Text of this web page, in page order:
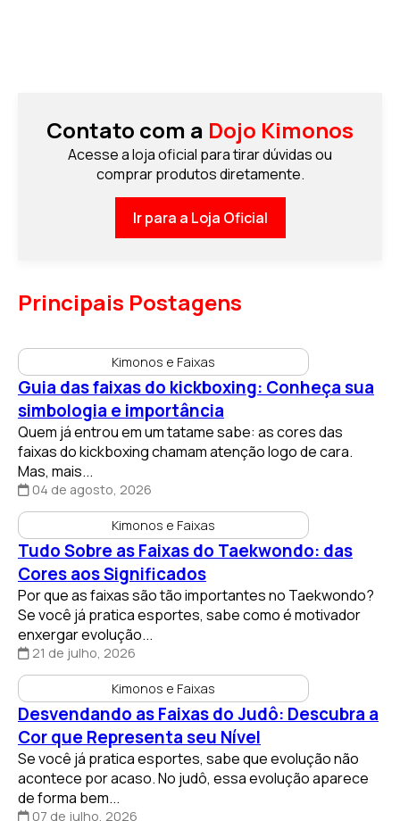
Contato com a Dojo Kimonos
Acesse a loja oficial para tirar dúvidas ou
comprar produtos diretamente.
Ir para a Loja Oficial
Principais Postagens
Kimonos e Faixas
Guia das faixas do kickboxing: Conheça sua
simbologia e importância
Quem já entrou em um tatame sabe: as cores das
faixas do kickboxing chamam atenção logo de cara.
Mas, mais...
04 de agosto, 2026
Kimonos e Faixas
Tudo Sobre as Faixas do Taekwondo: das
Cores aos Significados
Por que as faixas são tão importantes no Taekwondo?
Se você já pratica esportes, sabe como é motivador
enxergar evolução...
21 de julho, 2026
Kimonos e Faixas
Desvendando as Faixas do Judô: Descubra a
Cor que Representa seu Nível
Se você já pratica esportes, sabe que evolução não
acontece por acaso. No judô, essa evolução aparece
de forma bem...
07 de julho, 2026